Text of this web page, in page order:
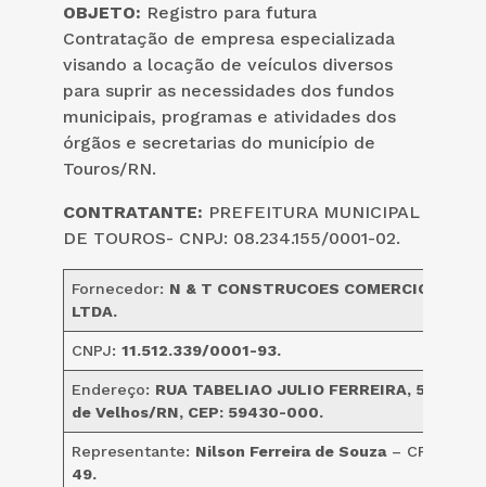
OBJETO: Registro para futura
Contratação de empresa especializada
visando a locação de veículos diversos
para suprir as necessidades dos fundos
municipais, programas e atividades dos
órgãos e secretarias do município de
Touros/RN.
CONTRATANTE: PREFEITURA MUNICIPAL
DE TOUROS- CNPJ: 08.234.155/0001-02.
Fornecedor: N & T CONSTRUCOES COMERCIO E
LTDA.
CNPJ:11.512.339/0001-93.
Endereço: RUA TABELIAO JULIO FERREIRA, 546,
de Velhos/RN, CEP: 59430-000.
Representante: Nilson Ferreira de Souza– CPF:
49.